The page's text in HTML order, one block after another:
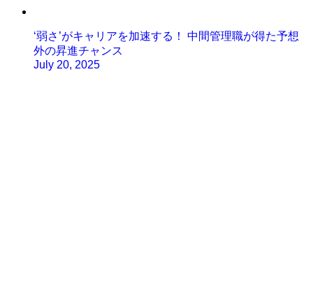
‘弱さ’がキャリアを加速する！ 中間管理職が得た予想
外の昇進チャンス
July 20, 2025